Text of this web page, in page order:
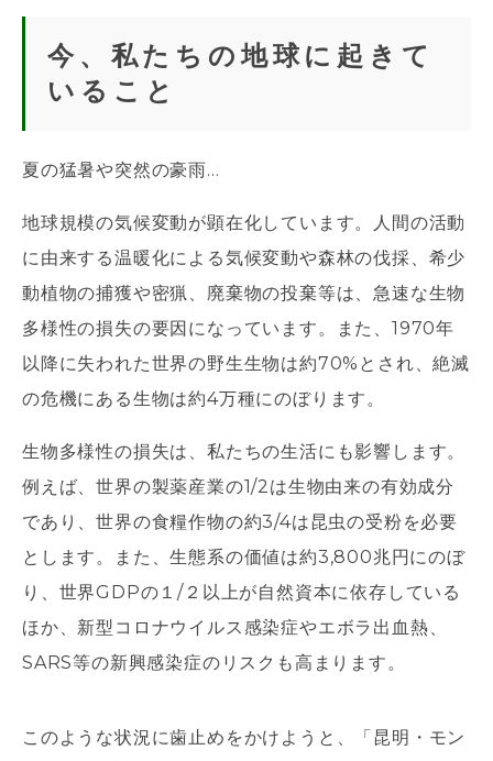
今、私たちの地球に起きて
いること
夏の猛暑や突然の豪雨...
地球規模の気候変動が顕在化しています。人間の活動
に由来する温暖化による気候変動や森林の伐採、希少
動植物の捕獲や密猟、廃棄物の投棄等は、急速な生物
多様性の損失の要因になっています。また、1970年
以降に失われた世界の野生生物は約70%とされ、絶滅
の危機にある生物は約4万種にのぼります。
生物多様性の損失は、私たちの生活にも影響します。
例えば、世界の製薬産業の1/2は生物由来の有効成分
であり、世界の食糧作物の約3/4は昆虫の受粉を必要
とします。また、生態系の価値は約3,800兆円にのぼ
り、世界GDPの１/２以上が自然資本に依存している
ほか、新型コロナウイルス感染症やエボラ出血熱、
SARS等の新興感染症のリスクも高まります。
このような状況に歯止めをかけようと、「昆明・モン